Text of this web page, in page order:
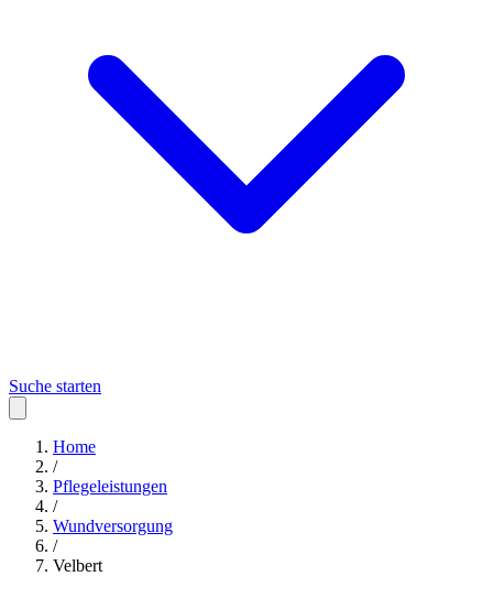
Suche starten
Home
/
Pflegeleistungen
/
Wundversorgung
/
Velbert